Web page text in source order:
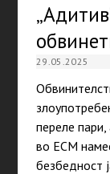
29.05.2025
переле
во ЕСМ
безбедност